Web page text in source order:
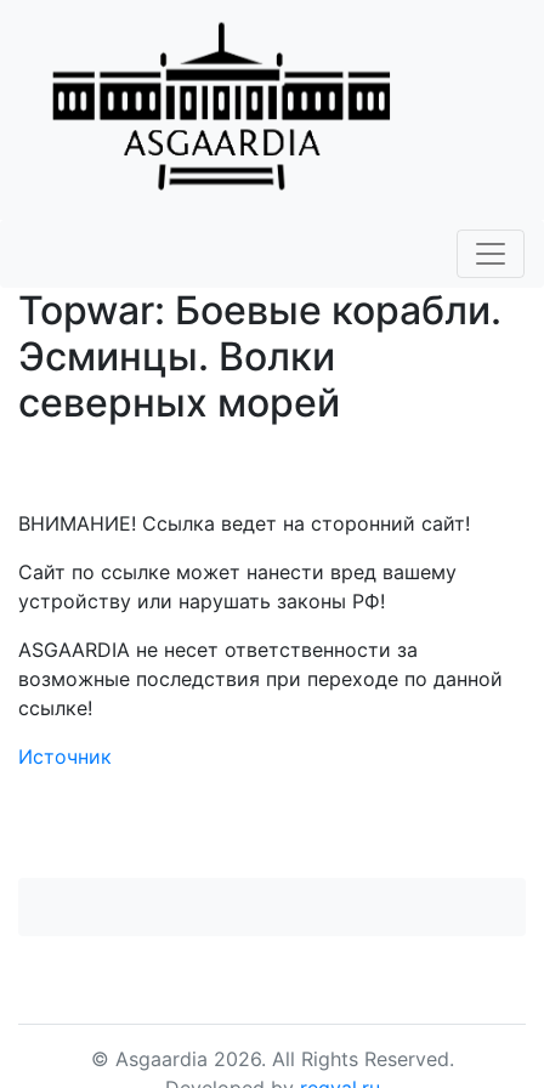
Topwar: Боевые корабли.
Эсминцы. Волки
северных морей
ВНИМАНИЕ! Ссылка ведет на сторонний сайт!
Сайт по ссылке может нанести вред вашему
устройству или нарушать законы РФ!
ASGAARDIA не несет ответственности за
возможные последствия при переходе по данной
ссылке!
Источник
© Asgaardia 2026. All Rights Reserved.